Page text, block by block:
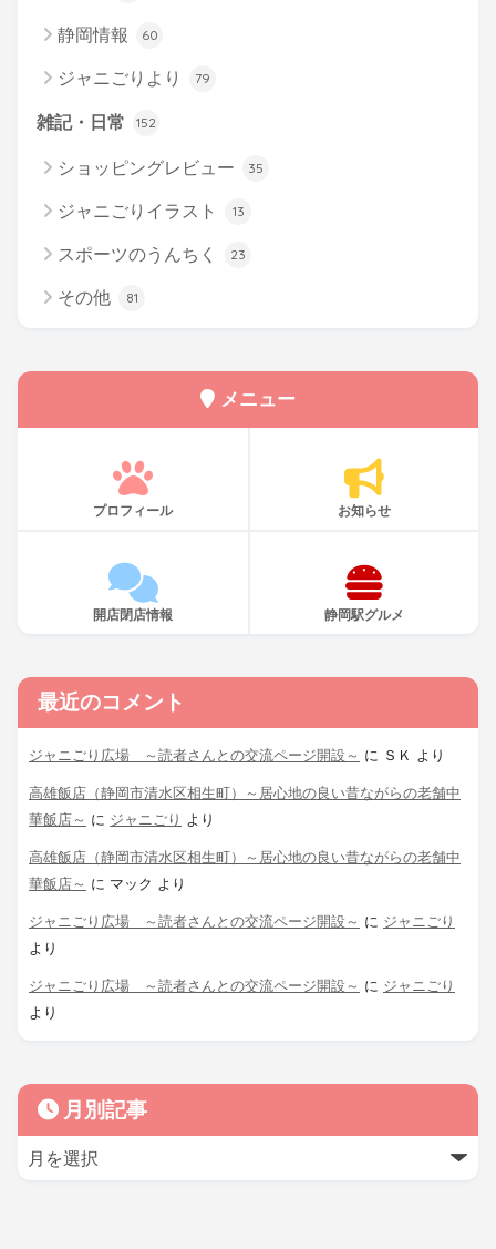
静岡情報 60
ジャニごりより 79
雑記・日常 152
ショッピングレビュー 35
ジャニごりイラスト 13
スポーツのうんちく 23
その他 81
メニュー
プロフィール お知らせ
開店閉店情報 静岡駅グルメ
最近のコメント
ジャニごり広場 ～読者さんとの交流ページ開設～ に ＳＫ より
高雄飯店（静岡市清水区相生町）～居心地の良い昔ながらの老舗中
華飯店～ に ジャニごり より
高雄飯店（静岡市清水区相生町）～居心地の良い昔ながらの老舗中
華飯店～ に マック より
ジャニごり広場 ～読者さんとの交流ページ開設～ に ジャニごり
より
ジャニごり広場 ～読者さんとの交流ページ開設～ に ジャニごり
より
月別記事